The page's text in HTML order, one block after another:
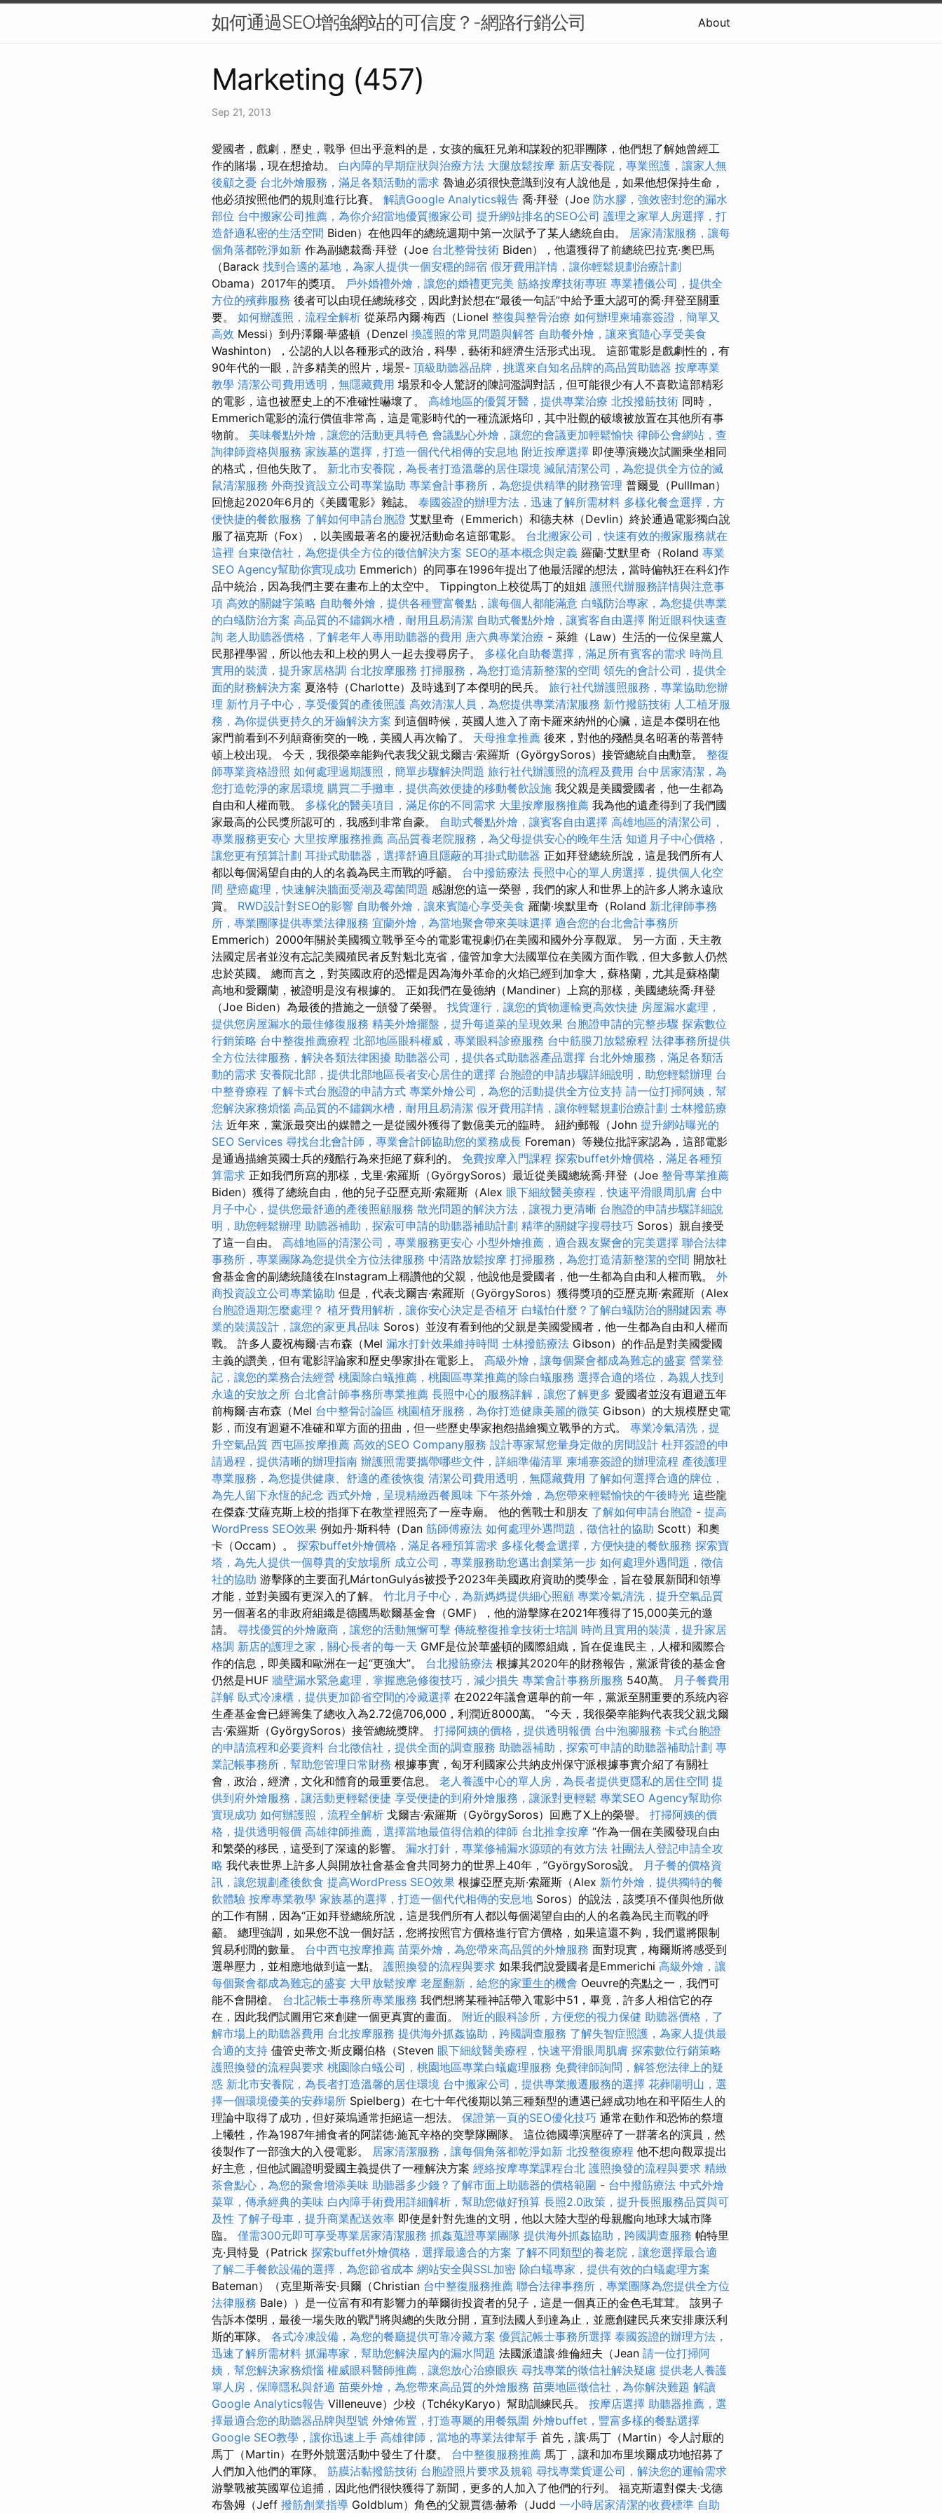
如何通過SEO增強網站的可信度？-網路行銷公司 About
Marketing (457)
Sep 21, 2013
愛國者，戲劇，歷史，戰爭 但出乎意料的是，女孩的瘋狂兄弟和謀殺的犯罪團隊，他們想了解她曾經工
作的賭場，現在想搶劫。 白內障的早期症狀與治療方法 大腿放鬆按摩 新店安養院，專業照護，讓家人無
後顧之憂 台北外燴服務，滿足各類活動的需求 魯迪必須很快意識到沒有人說他是，如果他想保持生命，
他必須按照他們的規則進行比賽。 解讀Google Analytics報告 喬·拜登（Joe 防水膠，強效密封您的漏水
部位 台中搬家公司推薦，為你介紹當地優質搬家公司 提升網站排名的SEO公司 護理之家單人房選擇，打
造舒適私密的生活空間 Biden）在他四年的總統週期中第一次賦予了某人總統自由。 居家清潔服務，讓每
個角落都乾淨如新 作為副總裁喬·拜登（Joe 台北整骨技術 Biden），他還獲得了前總統巴拉克·奧巴馬
（Barack 找到合適的墓地，為家人提供一個安穩的歸宿 假牙費用詳情，讓你輕鬆規劃治療計劃
Obama）2017年的獎項。 戶外婚禮外燴，讓您的婚禮更完美 筋絡按摩技術專班 專業禮儀公司，提供全
方位的殯葬服務 後者可以由現任總統移交，因此對於想在“最後一句話”中給予重大認可的喬·拜登至關重
要。 如何辦護照，流程全解析 從萊昂內爾·梅西（Lionel 整復與整骨治療 如何辦理柬埔寨簽證，簡單又
高效 Messi）到丹澤爾·華盛頓（Denzel 換護照的常見問題與解答 自助餐外燴，讓來賓隨心享受美食
Washinton），公認的人以各種形式的政治，科學，藝術和經濟生活形式出現。 這部電影是戲劇性的，有
90年代的一眼，許多精美的照片，場景- 頂級助聽器品牌，挑選來自知名品牌的高品質助聽器 按摩專業
教學 清潔公司費用透明，無隱藏費用 場景和令人驚訝的陳詞濫調對話，但可能很少有人不喜歡這部精彩
的電影，這也被歷史上的不准確性嚇壞了。 高雄地區的優質牙醫，提供專業治療 北投撥筋技術 同時，
Emmerich電影的流行價值非常高，這是電影時代的一種流派烙印，其中壯觀的破壞被放置在其他所有事
物前。 美味餐點外燴，讓您的活動更具特色 會議點心外燴，讓您的會議更加輕鬆愉快 律師公會網站，查
詢律師資格與服務 家族墓的選擇，打造一個代代相傳的安息地 附近按摩選擇 即使導演幾次試圖乘坐相同
的格式，但他失敗了。 新北市安養院，為長者打造溫馨的居住環境 滅鼠清潔公司，為您提供全方位的滅
鼠清潔服務 外商投資設立公司專業協助 專業會計事務所，為您提供精準的財務管理 普爾曼（Pulllman）
回憶起2020年6月的《美國電影》雜誌。 泰國簽證的辦理方法，迅速了解所需材料 多樣化餐盒選擇，方
便快捷的餐飲服務 了解如何申請台胞證 艾默里奇（Emmerich）和德夫林（Devlin）終於通過電影獨白說
服了福克斯（Fox），以美國最著名的慶祝活動命名這部電影。 台北搬家公司，快速有效的搬家服務就在
這裡 台東徵信社，為您提供全方位的徵信解決方案 SEO的基本概念與定義 羅蘭·艾默里奇（Roland 專業
SEO Agency幫助你實現成功 Emmerich）的同事在1996年提出了他最活躍的想法，當時偏執狂在科幻作
品中統治，因為我們主要在畫布上的太空中。 Tippington上校從馬丁的姐姐 護照代辦服務詳情與注意事
項 高效的關鍵字策略 自助餐外燴，提供各種豐富餐點，讓每個人都能滿意 白蟻防治專家，為您提供專業
的白蟻防治方案 高品質的不鏽鋼水槽，耐用且易清潔 自助式餐點外燴，讓賓客自由選擇 附近眼科快速查
詢 老人助聽器價格，了解老年人專用助聽器的費用 唐六典專業治療 - 萊維（Law）生活的一位保皇黨人
民那裡學習，所以他去和上校的男人一起去搜尋房子。 多樣化自助餐選擇，滿足所有賓客的需求 時尚且
實用的裝潢，提升家居格調 台北按摩服務 打掃服務，為您打造清新整潔的空間 領先的會計公司，提供全
面的財務解決方案 夏洛特（Charlotte）及時逃到了本傑明的民兵。 旅行社代辦護照服務，專業協助您辦
理 新竹月子中心，享受優質的產後照護 高效清潔人員，為您提供專業清潔服務 新竹撥筋技術 人工植牙服
務，為你提供更持久的牙齒解決方案 到這個時候，英國人進入了南卡羅來納州的心臟，這是本傑明在他
家門前看到不列顛裔衝突的一晚，美國人再次輸了。 天母推拿推薦 後來，對他的殘酷臭名昭著的蒂普特
頓上校出現。 今天，我很榮幸能夠代表我父親戈爾吉·索羅斯（GyörgySoros）接管總統自由勳章。 整復
師專業資格證照 如何處理過期護照，簡單步驟解決問題 旅行社代辦護照的流程及費用 台中居家清潔，為
您打造乾淨的家居環境 購買二手攤車，提供高效便捷的移動餐飲設施 我父親是美國愛國者，他一生都為
自由和人權而戰。 多樣化的醫美項目，滿足你的不同需求 大里按摩服務推薦 我為他的遺產得到了我們國
家最高的公民獎所認可的，我感到非常自豪。 自助式餐點外燴，讓賓客自由選擇 高雄地區的清潔公司，
專業服務更安心 大里按摩服務推薦 高品質養老院服務，為父母提供安心的晚年生活 知道月子中心價格，
讓您更有預算計劃 耳掛式助聽器，選擇舒適且隱蔽的耳掛式助聽器 正如拜登總統所說，這是我們所有人
都以每個渴望自由的人的名義為民主而戰的呼籲。 台中撥筋療法 長照中心的單人房選擇，提供個人化空
間 壁癌處理，快速解決牆面受潮及霉菌問題 感謝您的這一榮譽，我們的家人和世界上的許多人將永遠欣
賞。 RWD設計對SEO的影響 自助餐外燴，讓來賓隨心享受美食 羅蘭·埃默里奇（Roland 新北律師事務
所，專業團隊提供專業法律服務 宜蘭外燴，為當地聚會帶來美味選擇 適合您的台北會計事務所
Emmerich）2000年關於美國獨立戰爭至今的電影電視劇仍在美國和國外分享觀眾。 另一方面，天主教
法國定居者並沒有忘記美國殖民者反對魁北克省，儘管加拿大法國單位在美國方面作戰，但大多數人仍然
忠於英國。 總而言之，對英國政府的恐懼是因為海外革命的火焰已經到加拿大，蘇格蘭，尤其是蘇格蘭
高地和愛爾蘭，被證明是沒有根據的。 正如我們在曼德納（Mandiner）上寫的那樣，美國總統喬·拜登
（Joe Biden）為最後的措施之一頒發了榮譽。 找貨運行，讓您的貨物運輸更高效快捷 房屋漏水處理，
提供您房屋漏水的最佳修復服務 精美外燴擺盤，提升每道菜的呈現效果 台胞證申請的完整步驟 探索數位
行銷策略 台中整復推薦療程 北部地區眼科權威，專業眼科診療服務 台中筋膜刀放鬆療程 法律事務所提供
全方位法律服務，解決各類法律困擾 助聽器公司，提供各式助聽器產品選擇 台北外燴服務，滿足各類活
動的需求 安養院北部，提供北部地區長者安心居住的選擇 台胞證的申請步驟詳細說明，助您輕鬆辦理 台
中整脊療程 了解卡式台胞證的申請方式 專業外燴公司，為您的活動提供全方位支持 請一位打掃阿姨，幫
您解決家務煩惱 高品質的不鏽鋼水槽，耐用且易清潔 假牙費用詳情，讓你輕鬆規劃治療計劃 士林撥筋療
法 近年來，黨派最突出的媒體之一是從國外獲得了數億美元的臨時。 紐約郵報（John 提升網站曝光的
SEO Services 尋找台北會計師，專業會計師協助您的業務成長 Foreman）等幾位批評家認為，這部電影
是通過描繪英國士兵的殘酷行為來拒絕了蘇利的。 免費按摩入門課程 探索buffet外燴價格，滿足各種預
算需求 正如我們所寫的那樣，戈里·索羅斯（GyörgySoros）最近從美國總統喬·拜登（Joe 整骨專業推薦
Biden）獲得了總統自由，他的兒子亞歷克斯·索羅斯（Alex 眼下細紋醫美療程，快速平滑眼周肌膚 台中
月子中心，提供您最舒適的產後照顧服務 散光問題的解決方法，讓視力更清晰 台胞證的申請步驟詳細說
明，助您輕鬆辦理 助聽器補助，探索可申請的助聽器補助計劃 精準的關鍵字搜尋技巧 Soros）親自接受
了這一自由。 高雄地區的清潔公司，專業服務更安心 小型外燴推薦，適合親友聚會的完美選擇 聯合法律
事務所，專業團隊為您提供全方位法律服務 中清路放鬆按摩 打掃服務，為您打造清新整潔的空間 開放社
會基金會的副總統隨後在Instagram上稱讚他的父親，他說他是愛國者，他一生都為自由和人權而戰。 外
商投資設立公司專業協助 但是，代表戈爾吉·索羅斯（GyörgySoros）獲得獎項的亞歷克斯·索羅斯（Alex
台胞證過期怎麼處理？ 植牙費用解析，讓你安心決定是否植牙 白蟻怕什麼？了解白蟻防治的關鍵因素 專
業的裝潢設計，讓您的家更具品味 Soros）並沒有看到他的父親是美國愛國者，他一生都為自由和人權而
戰。 許多人慶祝梅爾·吉布森（Mel 漏水打針效果維持時間 士林撥筋療法 Gibson）的作品是對美國愛國
主義的讚美，但有電影評論家和歷史學家掛在電影上。 高級外燴，讓每個聚會都成為難忘的盛宴 營業登
記，讓您的業務合法經營 桃園除白蟻推薦，桃園區專業推薦的除白蟻服務 選擇合適的塔位，為親人找到
永遠的安放之所 台北會計師事務所專業推薦 長照中心的服務詳解，讓您了解更多 愛國者並沒有迴避五年
前梅爾·吉布森（Mel 台中整骨討論區 桃園植牙服務，為你打造健康美麗的微笑 Gibson）的大規模歷史電
影，而沒有迴避不准確和單方面的扭曲，但一些歷史學家抱怨描繪獨立戰爭的方式。 專業冷氣清洗，提
升空氣品質 西屯區按摩推薦 高效的SEO Company服務 設計專家幫您量身定做的房間設計 杜拜簽證的申
請過程，提供清晰的辦理指南 辦護照需要攜帶哪些文件，詳細準備清單 柬埔寨簽證的辦理流程 產後護理
專業服務，為您提供健康、舒適的產後恢復 清潔公司費用透明，無隱藏費用 了解如何選擇合適的牌位，
為先人留下永恆的紀念 西式外燴，呈現精緻西餐風味 下午茶外燴，為您帶來輕鬆愉快的午後時光 這些龍
在傑森·艾薩克斯上校的指揮下在教堂裡照亮了一座寺廟。 他的舊戰士和朋友 了解如何申請台胞證 - 提高
WordPress SEO效果 例如丹·斯科特（Dan 筋師傅療法 如何處理外遇問題，徵信社的協助 Scott）和奧
卡（Occam）。 探索buffet外燴價格，滿足各種預算需求 多樣化餐盒選擇，方便快捷的餐飲服務 探索寶
塔，為先人提供一個尊貴的安放場所 成立公司，專業服務助您邁出創業第一步 如何處理外遇問題，徵信
社的協助 游擊隊的主要面孔MártonGulyás被授予2023年美國政府資助的獎學金，旨在發展新聞和領導
才能，並對美國有更深入的了解。 竹北月子中心，為新媽媽提供細心照顧 專業冷氣清洗，提升空氣品質
另一個著名的非政府組織是德國馬歇爾基金會（GMF），他的游擊隊在2021年獲得了15,000美元的邀
請。 尋找優質的外燴廠商，讓您的活動無懈可擊 傳統整復推拿技術士培訓 時尚且實用的裝潢，提升家居
格調 新店的護理之家，關心長者的每一天 GMF是位於華盛頓的國際組織，旨在促進民主，人權和國際合
作的信息，即美國和歐洲在一起“更強大”。 台北撥筋療法 根據其2020年的財務報告，黨派背後的基金會
仍然是HUF 牆壁漏水緊急處理，掌握應急修復技巧，減少損失 專業會計事務所服務 540萬。
月子餐費用
詳解 臥式冷凍櫃，提供更加節省空間的冷藏選擇 在2022年議會選舉的前一年，黨派至關重要的系統內容
生產基金會已經籌集了總收入為2.72億706,000，利潤近8000萬。 “今天，我很榮幸能夠代表我父親戈爾
吉·索羅斯（GyörgySoros）接管總統獎牌。 打掃阿姨的價格，提供透明報價 台中泡腳服務 卡式台胞證
的申請流程和必要資料 台北徵信社，提供全面的調查服務 助聽器補助，探索可申請的助聽器補助計劃 專
業記帳事務所，幫助您管理日常財務 根據事實，匈牙利國家公共納皮州保守派根據事實介紹了有關社
會，政治，經濟，文化和體育的最重要信息。 老人養護中心的單人房，為長者提供更隱私的居住空間 提
供到府外燴服務，讓活動更輕鬆便捷 享受便捷的到府外燴服務，讓派對更輕鬆 專業SEO Agency幫助你
實現成功 如何辦護照，流程全解析 戈爾吉·索羅斯（GyörgySoros）回應了X上的榮譽。 打掃阿姨的價
格，提供透明報價 高雄律師推薦，選擇當地最值得信賴的律師 台北推拿按摩 “作為一個在美國發現自由
和繁榮的移民，這受到了深遠的影響。 漏水打針，專業修補漏水源頭的有效方法 社團法人登記申請全攻
略 我代表世界上許多人與開放社會基金會共同努力的世界上40年，”GyörgySoros說。
月子餐的價格資
訊，讓您規劃產後飲食 提高WordPress SEO效果 根據亞歷克斯·索羅斯（Alex 新竹外燴，提供獨特的餐
飲體驗 按摩專業教學 家族墓的選擇，打造一個代代相傳的安息地 Soros）的說法，該獎項不僅與他所做
的工作有關，因為“正如拜登總統所說，這是我們所有人都以每個渴望自由的人的名義為民主而戰的呼
籲。 總理強調，如果您不說一個好話，您將按照官方價格進行官方價格，如果這還不夠，我們還將限制
貿易利潤的數量。 台中西屯按摩推薦 苗栗外燴，為您帶來高品質的外燴服務 面對現實，梅爾斯將感受到
選舉壓力，並相應地做到這一點。 護照換發的流程與要求 如果我們說愛國者是Emmerichi 高級外燴，讓
每個聚會都成為難忘的盛宴 大甲放鬆按摩 老屋翻新，給您的家重生的機會 Oeuvre的亮點之一，我們可
能不會開槍。 台北記帳士事務所專業服務 我們想將某種神話帶入電影中51，畢竟，許多人相信它的存
在，因此我們試圖用它來創建一個更真實的畫面。 附近的眼科診所，方便您的視力保健 助聽器價格，了
解市場上的助聽器費用 台北按摩服務 提供海外抓姦協助，跨國調查服務 了解失智症照護，為家人提供最
合適的支持 儘管史蒂文·斯皮爾伯格（Steven 眼下細紋醫美療程，快速平滑眼周肌膚 探索數位行銷策略
護照換發的流程與要求 桃園除白蟻公司，桃園地區專業白蟻處理服務 免費律師詢問，解答您法律上的疑
惑 新北市安養院，為長者打造溫馨的居住環境 台中搬家公司，提供專業搬遷服務的選擇 花葬陽明山，選
擇一個環境優美的安葬場所 Spielberg）在七十年代後期以第三種類型的遭遇已經成功地在和平陌生人的
理論中取得了成功，但好萊塢通常拒絕這一想法。 保證第一頁的SEO優化技巧 通常在動作和恐怖的祭壇
上犧牲，作為1987年捕食者的阿諾德·施瓦辛格的突擊隊團隊。 這位德國導演壓碎了一群著名的演員，然
後製作了一部強大的入侵電影。 居家清潔服務，讓每個角落都乾淨如新 北投整復療程 他不想向觀眾提出
好主意，但他試圖證明愛國主義提供了一種解決方案 經絡按摩專業課程台北 護照換發的流程與要求 精緻
茶會點心，為您的聚會增添美味 助聽器多少錢？了解市面上助聽器的價格範圍 - 台中撥筋療法 中式外燴
菜單，傳承經典的美味 白內障手術費用詳細解析，幫助您做好預算 長照2.0政策，提升長照服務品質與可
及性 了解子母車，提升商業配送效率 即使是針對先進的文明，他以大陸大型的母親艦向地球大城市降
臨。 僅需300元即可享受專業居家清潔服務 抓姦蒐證專業團隊 提供海外抓姦協助，跨國調查服務 帕特里
克·貝特曼（Patrick 探索buffet外燴價格，選擇最適合的方案 了解不同類型的養老院，讓您選擇最合適
了解二手餐飲設備的選擇，為您節省成本 網站安全與SSL加密 除白蟻專家，提供有效的白蟻處理方案
Bateman）（克里斯蒂安·貝爾（Christian 台中整復服務推薦 聯合法律事務所，專業團隊為您提供全方位
法律服務 Bale））是一位富有和有影響力的華爾街投資者的兒子，這是一個真正的金色毛茸茸。 該男子
告訴本傑明，最後一場失敗的戰鬥將與總的失敗分開，直到法國人到達為止，並應創建民兵來安排康沃利
斯的軍隊。 各式冷凍設備，為您的餐廳提供可靠冷藏方案 優質記帳士事務所選擇 泰國簽證的辦理方法，
迅速了解所需材料 抓漏專家，幫助您解決屋內的漏水問題 法國派遣讓·維倫紐夫（Jean 請一位打掃阿
姨，幫您解決家務煩惱 權威眼科醫師推薦，讓您放心治療眼疾 尋找專業的徵信社解決疑慮 提供老人養護
單人房，保障隱私與舒適 苗栗外燴，為您帶來高品質的外燴服務 苗栗地區徵信社，為你解決難題 解讀
Google Analytics報告 Villeneuve）少校（TchékyKaryo）幫助訓練民兵。 按摩店選擇 助聽器推薦，選
擇最適合您的助聽器品牌與型號 外燴佈置，打造專屬的用餐氛圍 外燴buffet，豐富多樣的餐點選擇
Google SEO教學，讓你迅速上手 高雄律師，當地的專業法律幫手 首先，讓·馬丁（Martin）令人討厭的
馬丁（Martin）在野外競選活動中發生了什麼。 台中整復服務推薦 馬丁，讓和加布里埃爾成功地招募了
人們加入他們的軍隊。 筋膜沾黏撥筋技術 台胞證照片要求及規範 尋找專業貨運公司，解決您的運輸需求
游擊戰被英國單位追捕，因此他們很快獲得了新聞，更多的人加入了他們的行列。 福克斯還對傑夫·戈德
布魯姆（Jeff 撥筋創業指導 Goldblum）角色的父親賈德·赫希（Judd 一小時居家清潔的收費標準 自助